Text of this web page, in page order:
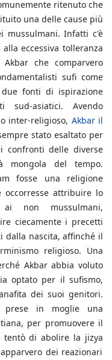
ritenuto che
una delle cause più
mussulmani. Infatti c'è
eccessiva tolleranza
che comparvero
sufi come
fonti di ispirazione
sud-asiatici. Avendo
inter-religioso, Akbar il
stato esaltato per
confronti delle diverse
mongola del tempo.
fosse una religione
attribuire lo
non mussulmani,
ciecamente i precetti
dalla nascita, affinché il
religioso. Una
Akbar abbia voluto
optato per il sufismo,
dei suoi genitori.
in moglie una
per promuovere il
tentò di abolire la jizya
dei reazionari